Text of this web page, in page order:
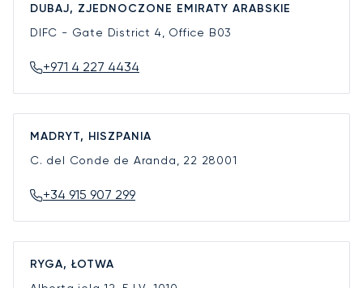
DUBAJ, ZJEDNOCZONE EMIRATY ARABSKIE
DIFC - Gate District 4, Office B03
+971 4 227 4434
MADRYT, HISZPANIA
C. del Conde de Aranda, 22 28001
+34 915 907 299
RYGA, ŁOTWA